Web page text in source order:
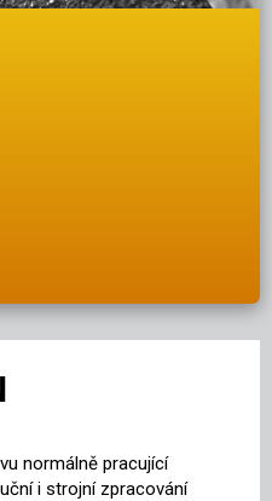
normálně pracující
i strojní zpracování